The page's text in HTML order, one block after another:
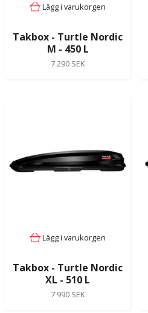
Lägg i varukorgen
Takbox - Turtle Nordic
M - 450 L
7 290 SEK
Lägg i varukorgen
Takbox - Turtle Nordic
XL - 510 L
7 990 SEK